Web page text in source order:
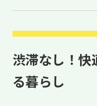
渋滞なし！快
る暮らし